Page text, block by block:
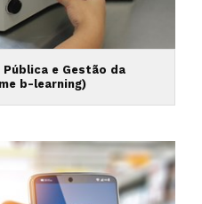
e Gestão da
b-learning)